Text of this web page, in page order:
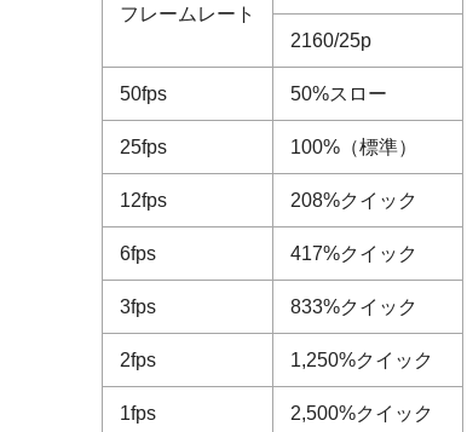
フレームレート
2160/25p
50fps 50%スロー
25fps 100%（標準）
12fps 208%クイック
6fps 417%クイック
3fps 833%クイック
2fps 1,250%クイック
1fps 2,500%クイック